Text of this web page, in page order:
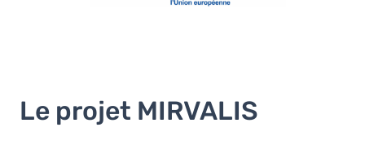
Le projet MIRVALIS